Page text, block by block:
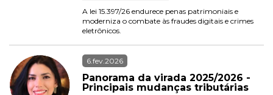
A lei 15.397/26 endurece penas patrimoniais e
moderniza o combate às fraudes digitais e crimes
eletrônicos.
6.fev.2026
Panorama da virada 2025/2026 -
Principais mudanças tributárias